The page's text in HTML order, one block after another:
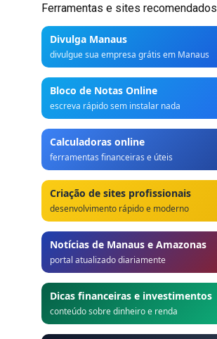
Ferramentas e sites recomendados
Divulga Manaus
divulgue sua empresa grátis em Manaus
Bloco de Notas Online
escreva rápido sem instalar nada
Calculadoras online
ferramentas financeiras e úteis
Criação de sites profissionais
desenvolvimento rápido e moderno
Notícias de Manaus e Amazonas
portal atualizado diariamente
Dicas financeiras e investimentos
conteúdo sobre dinheiro e renda